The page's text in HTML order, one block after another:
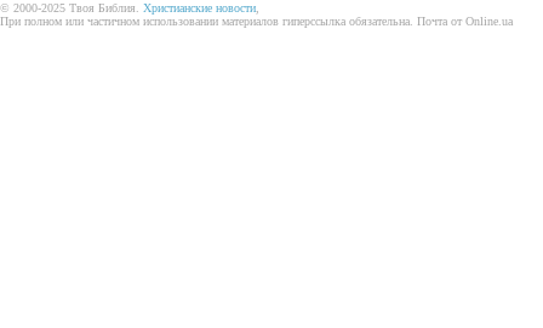
© 2000-2025 Твоя Библия. Христианские новости
При полном или частичном использовании материалов гиперссылка обязательна. Почта от Online.ua